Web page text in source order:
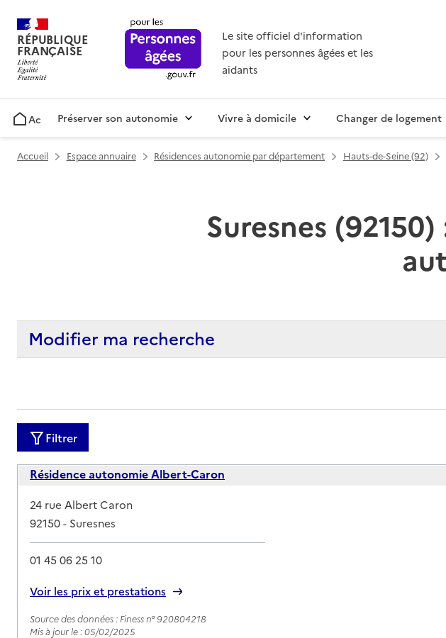
RÉPUBLIQUE
FRANÇAISE
Le site officiel d'information
pour les personnes âgées et les
aidants
AccueilPréserver son autonomie Vivre à domicile Changer de logement
Accueil Espace annuaire Résidences autonomie par département Hauts-de-Seine (92)
Suresnes
Modifier ma recherche
Filtrer
Résidence autonomie Albert-Caron
Adresse
24 rue Albert Caron
92150- Suresnes
01 45 06 25 10
Voir les prix et prestations
Source des données : Finess n° 920804218
Mis à jour le : 05/02/2025